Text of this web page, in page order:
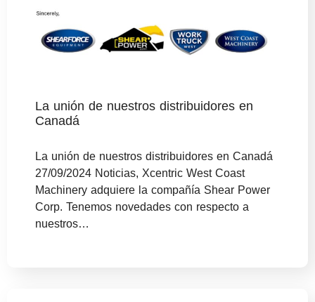
La unión de nuestros distribuidores en
Canadá
La unión de nuestros distribuidores en Canadá
27/09/2024 Noticias, Xcentric West Coast
Machinery adquiere la compañía Shear Power
Corp. Tenemos novedades con respecto a
nuestros…